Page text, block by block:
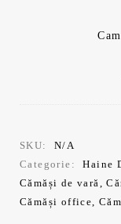
SKU:
N/A
Categorie:
Haine
Cămăși de vară,
Cămăși office,